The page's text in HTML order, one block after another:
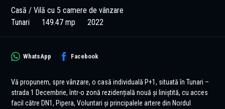
Casă / Vilă cu 5 camere de vânzare
Tunari
149.47 mp 2022
WhatsApp Facebook
Vă propunem, spre vânzare, o casă individuală P+1, situată în Tunari –
strada 1 Decembrie, într-o zonă rezidențială nouă și liniștită, cu acces
facil către DN1, Pipera, Voluntari și principalele artere din Nordul